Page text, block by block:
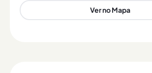
Ver no Mapa